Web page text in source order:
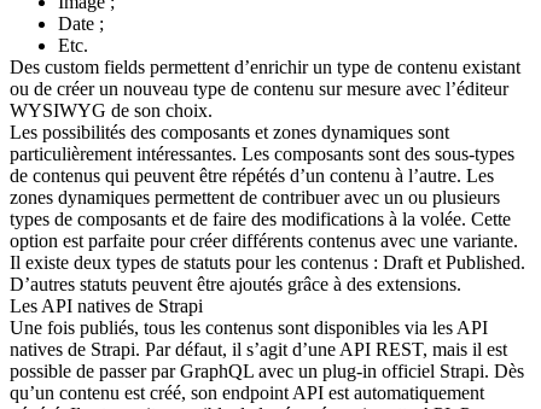
Date ;
Etc.
Des custom fields permettent d’enrichir un type de contenu existant
ou de créer un nouveau type de contenu sur mesure avec l’éditeur
WYSIWYG de son choix.
Les possibilités des composants et zones dynamiques sont
particulièrement intéressantes. Les composants sont des sous-types
de contenus qui peuvent être répétés d’un contenu à l’autre. Les
zones dynamiques permettent de contribuer avec un ou plusieurs
types de composants et de faire des modifications à la volée. Cette
option est parfaite pour créer différents contenus avec une variante.
Il existe deux types de statuts pour les contenus : Draft et Published.
D’autres statuts peuvent être ajoutés grâce à des extensions.
Les API natives de Strapi
Une fois publiés, tous les contenus sont disponibles via les API
natives de Strapi. Par défaut, il s’agit d’une API REST, mais il est
possible de passer par GraphQL avec un plug-in officiel Strapi. Dès
qu’un contenu est créé, son endpoint API est automatiquement